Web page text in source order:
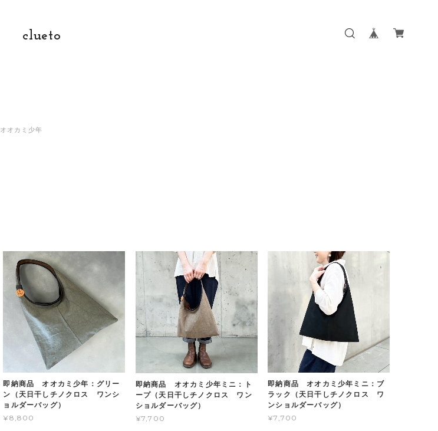
clueto
オオカミ少年
即納商品 オオカミ少年：グリー
ン（天日干しチノクロス ワンシ
ョルダーバッグ）
¥8,800
即納商品 オオカミ少年ミニ：ト
ープ（天日干しチノクロス ワン
ショルダーバッグ）
¥7,700
即納商品 オオカミ少年ミニ：ブ
ラック（天日干しチノクロス ワ
ンショルダーバッグ）
¥7,700